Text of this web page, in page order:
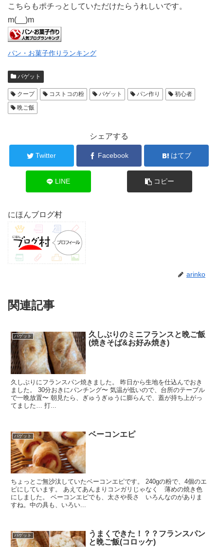
こちらもポチっとしていただけたらうれしいです。
m(__)m
パン・お菓子作りランキング
バゲット
クープ コストコの粉 バゲット パン作り
初心者
晩ご飯
シェアする
Twitter Facebook はてブ
LINE コピー
にほんブログ村
arinko
関連記事
バゲット
久しぶりのミニフランスと晩ご飯
(焼きそば&お好み焼き)
久しぶりにフランスパン焼きました。 昨日から生地を仕込んでおき
ました。 30分おきにパンチング〜 気温が低いので、台所のテーブル
で一晩放置〜 朝見たら、ぎゅうぎゅうに膨らんで、蓋が持ち上がっ
てました… 打...
バゲット ベーコンエピ
ちょっとご無沙汰していたベーコンエピです。 240gの粉で、4個のエ
ピにしています。 あえてあんまりコンガリじゃなく 薄めの焼き色
にしました。 ベーコンエピでも、太さや長さ いろんなのがありま
すね。中の具も、いろい...
バゲット
うまくできた！？？フランスパン
と晩ご飯(コロッケ)